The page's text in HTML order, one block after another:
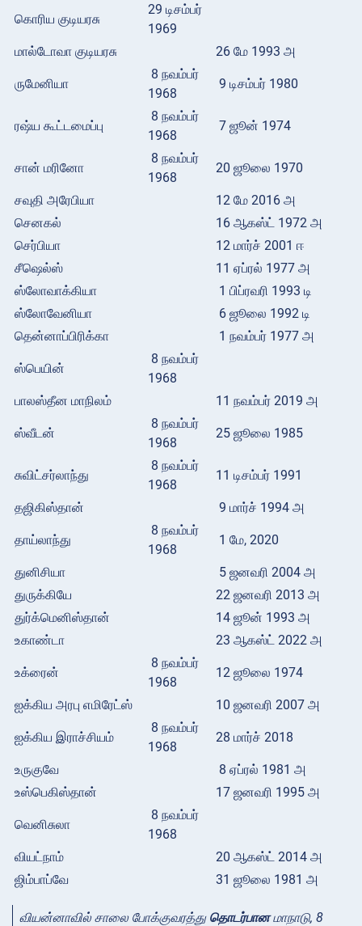
கொரிய குடியரசு
29 டிசம்பர்
1969
மால்டோவா குடியரசு
26 மே 1993 அ
ருமேனியா
8 நவம்பர்
1968
9 டிசம்பர் 1980
ரஷ்ய கூட்டமைப்பு
8 நவம்பர்
1968
7 ஜூன் 1974
சான் மரினோ
8 நவம்பர்
1968
20 ஜூலை 1970
சவுதி அரேபியா
12 மே 2016 அ
செனகல்
16 ஆகஸ்ட் 1972 அ
செர்பியா
12 மார்ச் 2001 ஈ
சீஷெல்ஸ்
11 ஏப்ரல் 1977 அ
ஸ்லோவாக்கியா
1 பிப்ரவரி 1993 டி
ஸ்லோவேனியா
6 ஜூலை 1992 டி
தென்னாப்பிரிக்கா
1 நவம்பர் 1977 அ
ஸ்பெயின்
8 நவம்பர்
1968
பாலஸ்தீன மாநிலம்
11 நவம்பர் 2019 அ
ஸ்வீடன்
8 நவம்பர்
1968
25 ஜூலை 1985
சுவிட்சர்லாந்து
8 நவம்பர்
1968
11 டிசம்பர் 1991
தஜிகிஸ்தான் 9 மார்ச் 1994 அ
தாய்லாந்து
8 நவம்பர்
1968
1 மே, 2020
துனிசியா
5 ஜனவரி 2004 அ
துருக்கியே
22 ஜனவரி 2013 அ
துர்க்மெனிஸ்தான்
14 ஜூன் 1993 அ
உகாண்டா
23 ஆகஸ்ட் 2022 அ
உக்ரைன்
8 நவம்பர்
1968
12 ஜூலை 1974
ஐக்கிய அரபு எமிரேட்ஸ் 10 ஜனவரி 2007 அ
ஐக்கிய இராச்சியம்
8 நவம்பர்
1968
28 மார்ச் 2018
உருகுவே
8 ஏப்ரல் 1981 அ
உஸ்பெகிஸ்தான்
17 ஜனவரி 1995 அ
வெனிசுலா
8 நவம்பர்
1968
வியட்நாம்
20 ஆகஸ்ட் 2014 அ
ஜிம்பாப்வே
31 ஜூலை 1981 அ
வியன்னாவில் சாலை போக்குவரத்துதொடர்பானமாநாடு, 8